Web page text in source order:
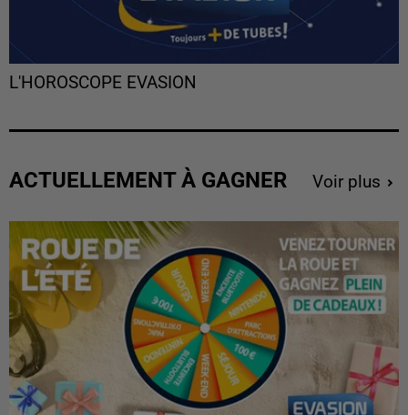
L'HOROSCOPE EVASION
ACTUELLEMENT À GAGNER Voir plus